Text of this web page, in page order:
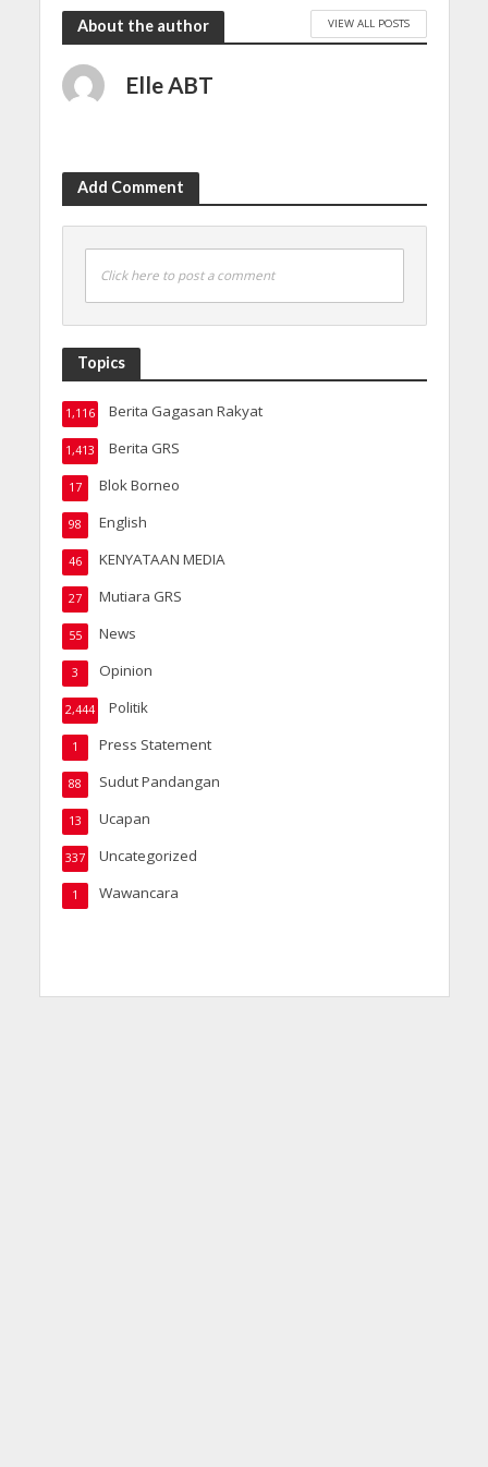
About the author VIEW ALL POSTS
Elle ABT
Add Comment
Click here to post a comment
Topics
Berita Gagasan Rakyat
1,116
Berita GRS
1,413
Blok Borneo
17
English
98
KENYATAAN MEDIA
46
Mutiara GRS
27
News
55
Opinion
3
Politik
2,444
Press Statement
1
Sudut Pandangan
88
Ucapan
13
Uncategorized
337
Wawancara
1